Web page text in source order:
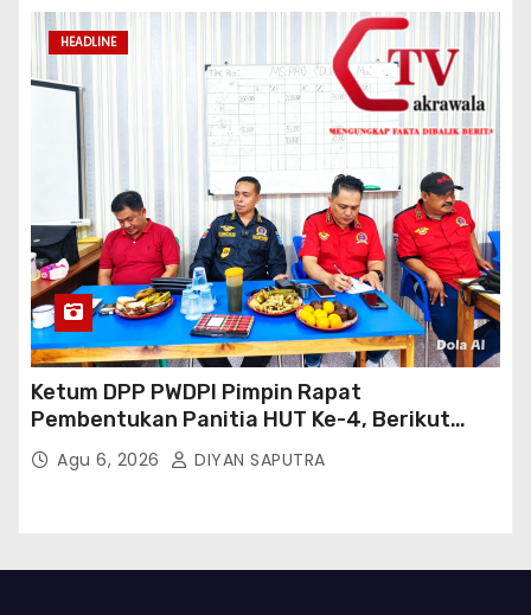
HEADLINE
Ketum DPP PWDPI Pimpin Rapat
Pembentukan Panitia HUT Ke-4, Berikut
Susunan Dan Rangkaian Kegiatannya
Agu 6, 2026 DIYAN SAPUTRA